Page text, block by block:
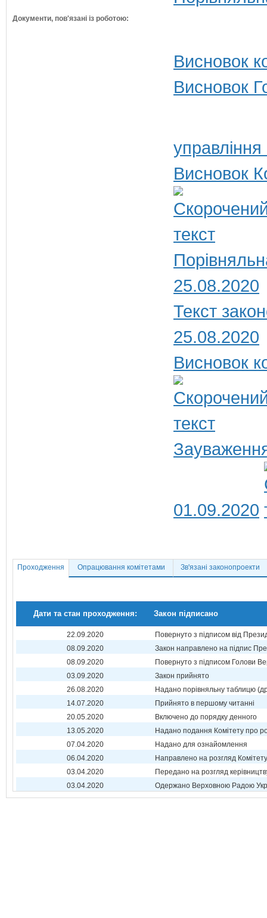
Документи, пов'язані із роботою:
Висновок
Висновок
Висновок
25.08.2020
Текст
25.08.2020
Висновок
01.09.2020
Проходження Опрацювання комітетами Зв'язані законопроекти
Дати та стан проходження: Закон підписано
22.09.2020
Повернуто з підписом від
08.09.2020
Закон направлено на підпис
08.09.2020
Повернуто з підписом Голови
03.09.2020
Закон прийнято
26.08.2020
Надано порівняльну таблицю
14.07.2020
Прийнято в першому читанні
20.05.2020
Включено до порядку денного
13.05.2020
Надано подання Комітету про
07.04.2020
Надано для ознайомлення
06.04.2020
Направлено на розгляд Комітету
03.04.2020
Передано на розгляд
03.04.2020
Одержано Верховною Радою